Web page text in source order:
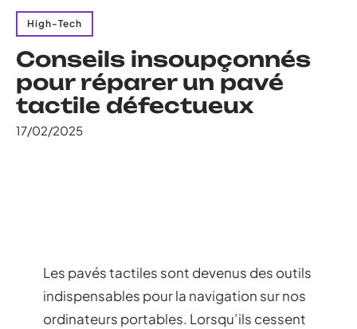
High-Tech
Conseils insoupçonnés
pour réparer un pavé
tactile défectueux
17/02/2025
Les pavés tactiles sont devenus des outils
indispensables pour la navigation sur nos
ordinateurs portables. Lorsqu’ils cessent